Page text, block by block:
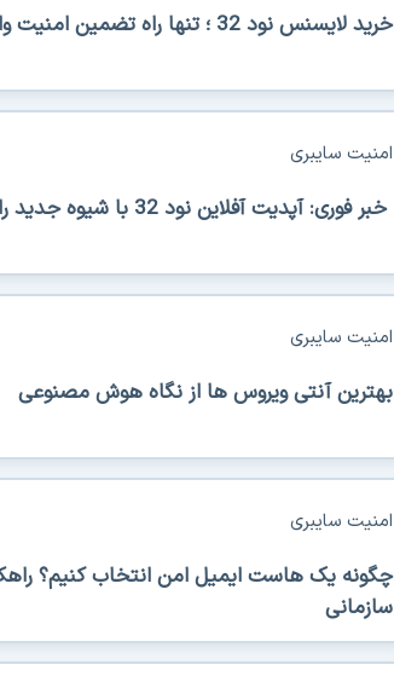
خرید لایسنس نود 32 ؛ تنها راه تضمین امنیت واقعی سیستم شما!
خبر فوری: آپدیت آفلاین نود 32 با شیوه جدید راه اندازی شد!
امنیت سایبری
بهترین آنتی ویروس ها از نگاه هوش مصنوعی
امنیت سایبری
چگونه یک هاست ایمیل امن انتخاب کنیم؟
سازمانی
امنیت سایبری